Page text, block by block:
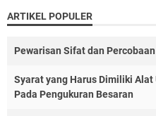
ARTIKEL POPULER
Pewarisan Sifat dan
Syarat yang Harus Dimiliki Alat
Pada Pengukuran Besaran